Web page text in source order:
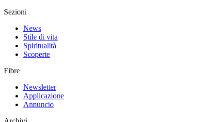
Sezioni
News
Stile di vita
Spiritualità
Scoperte
Fibre
Newsletter
Applicazione
Annuncio